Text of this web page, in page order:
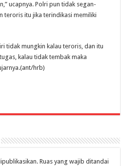
ucapnya. Polri pun tidak segan-
teroris itu jika terindikasi memiliki
tidak mungkin kalau teroris, dan itu
kalau tidak tembak maka
hrb)
Ruas yang wajib ditandai